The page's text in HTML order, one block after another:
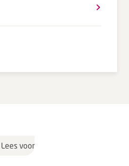
Lees voor